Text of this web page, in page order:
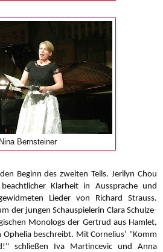
Nina Bernsteiner
Beginn des zweiten Teils. Jerilyn Chou
Klarheit in Aussprache und
Lieder von Richard Strauss.
der jungen Schauspielerin Clara Schulze-
Monologs der Gertrud aus Hamlet,
beschreibt. Mit Cornelius‘ "Komm
schließen Iva Martincevic und Anna